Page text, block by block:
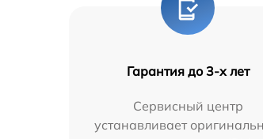
Гарантия до 3-х лет
Сервисный центр
устанавливает